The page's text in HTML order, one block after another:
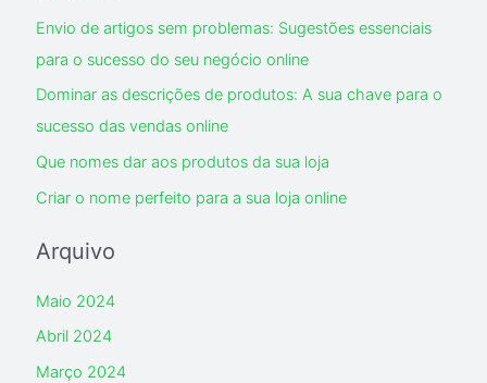
o
r
:
Envio de artigos sem problemas: Sugestões essenciais
para o sucesso do seu negócio online
Dominar as descrições de produtos: A sua chave para o
sucesso das vendas online
Que nomes dar aos produtos da sua loja
Criar o nome perfeito para a sua loja online
Arquivo
Maio 2024
Abril 2024
Março 2024